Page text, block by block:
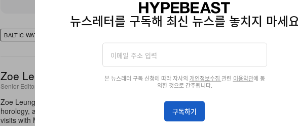
BALTIC WATCHES
Zoe Leung
Senior Editor
Zoe Leung is a Senior Editor at Hypebeast, where she has been shaping the publication’s
horology, art, design, and culture since 2023. Her extensive watch reporting spans exclusive
visits with Maisons like Zenith, Jaeger-LeCoultre, and Grand Seiko, as well as insightful
뉴스레터를 구독해 최신 뉴스를 놓치지 마세
본 뉴스레터 구독 신청에 따라 자사의 개인정보수집 관련 이용약관에 동
의한 것으로 간주됩니다.
구독하기